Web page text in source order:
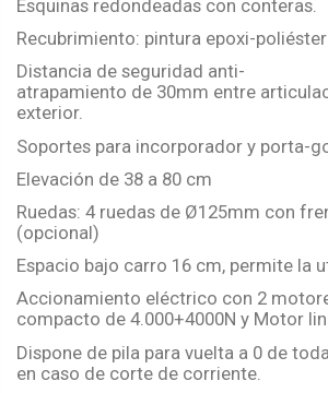
Esquinas redondeadas con conteras.
Recubrimiento: pintura epoxi-poliéster
Distancia de seguridad anti-
atrapamiento de 30mm entre
exterior.
Soportes para incorporador y porta-
Elevación de 38 a 80 cm
Ruedas: 4 ruedas de Ø125mm con
(opcional)
Espacio bajo carro 16 cm, permite la
Accionamiento eléctrico con 2
compacto de 4.000+4000N y Motor
Dispone de pila para vuelta a 0 de
en caso de corte de corriente.